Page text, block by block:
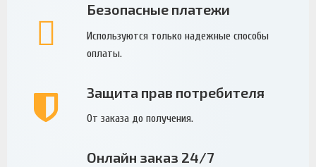
Безопасные платежи
Используются только надежные способы
оплаты.
Защита прав потребителя
От заказа до получения.
Онлайн заказ 24/7